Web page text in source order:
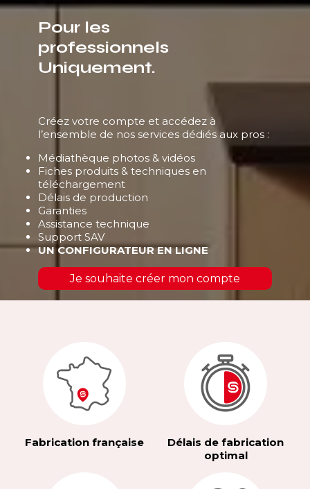
Pour les
professionnels
Uniquement.
Créez votre compte et accédez à
l’ensemble de nos services dédiés aux pros :
Médiathèque photos & vidéos
Fiches produits & techniques en
téléchargement
Délais de production
Garanties
Assistance technique
Support SAV
UN CONFIGURATEUR EN LIGNE
Je souhaite créer mon compte
Fabrication française
Délais de fabrication
optimal